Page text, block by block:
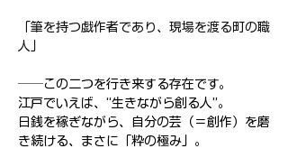
「筆を持つ戯作者であり、現場を渡る町の職
人」
──この二つを行き来する存在です。
江戸でいえば、“生きながら創る人”。
日銭を稼ぎながら、自分の芸（＝創作）を磨
き続ける、まさに「粋の極み」。